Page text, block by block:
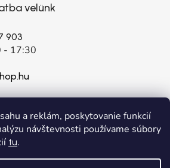
a reklám, poskytovanie funkcií
návštevnosti používame súbory
tu.
velünk
903
- 17:30